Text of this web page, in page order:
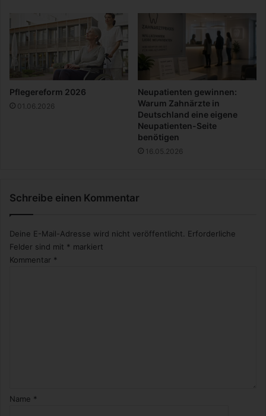
Pflegereform 2026
01.06.2026
Neupatienten gewinnen:
Warum Zahnärzte in
Deutschland eine eigene
Neupatienten-Seite
benötigen
16.05.2026
Schreibe einen Kommentar
Deine E-Mail-Adresse wird nicht veröffentlicht.
Erforderliche
Felder sind mit * markiert
Kommentar *
Name *